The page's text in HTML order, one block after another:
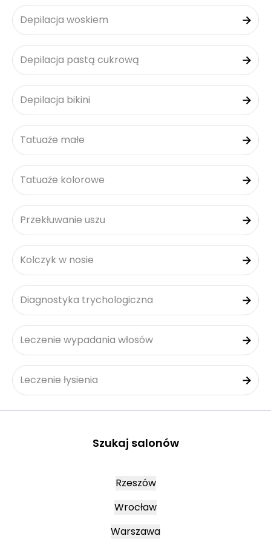
Depilacja woskiem
Depilacja pastą cukrową
Depilacja bikini
Tatuaże małe
Tatuaże kolorowe
Przekłuwanie uszu
Kolczyk w nosie
Diagnostyka trychologiczna
Leczenie wypadania włosów
Leczenie łysienia
Szukaj salonów
Rzeszów
Wrocław
Warszawa